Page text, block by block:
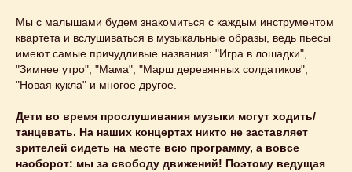
Мы с малышами будем знакомиться с каждым инструментом
квартета и вслушиваться в музыкальные образы, ведь пьесы
имеют самые причудливые названия: "Игра в лошадки",
"Зимнее утро", "Мама", "Марш деревянных солдатиков",
"Новая кукла" и многое другое.
Дети во время прослушивания музыки могут ходить/
танцевать. На наших концертах никто не заставляет
зрителей сидеть на месте всю программу, а вовсе
наоборот: мы за свободу движений! Поэтому ведущая
концерты
вы можете
заказатьна свой
праздник
Узнайте подробнее